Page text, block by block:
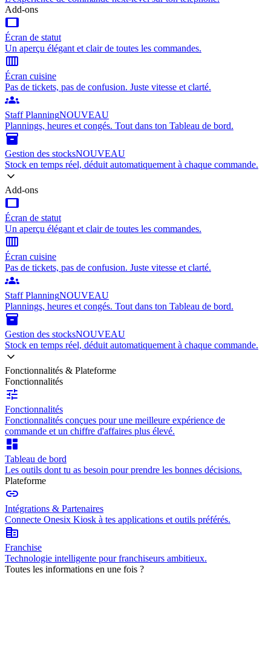
Add-ons
tablet
Écran de statut
Un aperçu élégant et clair de toutes les commandes.
calendar_view_week
Écran cuisine
Pas de tickets, pas de confusion. Juste vitesse et clarté.
groups
Staff PlanningNOUVEAU
Plannings, heures et congés. Tout dans ton Tableau de bord.
inventory_2
Gestion des stocksNOUVEAU
Stock en temps réel, déduit automatiquement à chaque commande.
Add-ons
tablet
Écran de statut
Un aperçu élégant et clair de toutes les commandes.
calendar_view_week
Écran cuisine
Pas de tickets, pas de confusion. Juste vitesse et clarté.
groups
Staff PlanningNOUVEAU
Plannings, heures et congés. Tout dans ton Tableau de bord.
inventory_2
Gestion des stocksNOUVEAU
Stock en temps réel, déduit automatiquement à chaque commande.
Fonctionnalités & Plateforme
Fonctionnalités
tune
Fonctionnalités
Fonctionnalités conçues pour une meilleure expérience de
commande et un chiffre d'affaires plus élevé.
dashboard
Tableau de bord
Les outils dont tu as besoin pour prendre les bonnes décisions.
Plateforme
link
Intégrations & Partenaires
Connecte Onesix Kiosk à tes applications et outils préférés.
corporate_fare
Franchise
Technologie intelligente pour franchiseurs ambitieux.
Toutes les informations en une fois ?